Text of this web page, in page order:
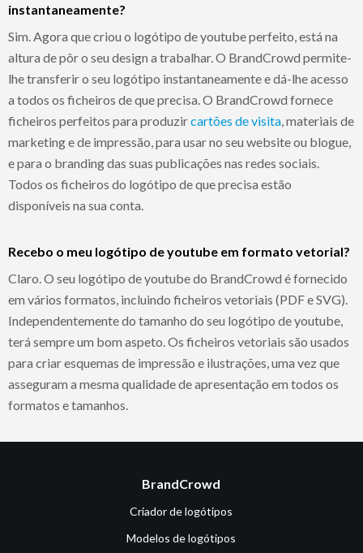
instantaneamente?
Sim. Agora que criou o logótipo de youtube perfeito, está na
altura de pôr o seu design a trabalhar. O BrandCrowd permite-
lhe transferir o seu logótipo instantaneamente e dá-lhe acesso
a todos os ficheiros de que precisa. O BrandCrowd fornece
ficheiros perfeitos para produzircartões de visita , materiais de
marketing e de impressão, para usar no seu website ou blogue,
e para o branding das suas publicações nas redes sociais.
Todos os ficheiros do logótipo de que precisa estão
disponíveis na sua conta.
Recebo o meu logótipo de youtube em formato vetorial?
Claro. O seu logótipo de youtube do BrandCrowd é fornecido
em vários formatos, incluindo ficheiros vetoriais (PDF e SVG).
Independentemente do tamanho do seu logótipo de youtube,
terá sempre um bom aspeto. Os ficheiros vetoriais são usados
para criar esquemas de impressão e ilustrações, uma vez que
asseguram a mesma qualidade de apresentação em todos os
formatos e tamanhos.
BrandCrowd
Criador de logótipos
Modelos de logótipos